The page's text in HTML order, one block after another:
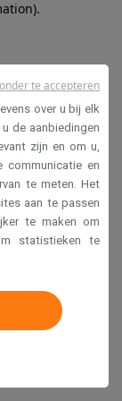
.
over u bij elk
de aanbiedingen
zijn en om u,
communicatie en
te meten. Het
aan te passen
te maken om
statistieken te
te accepteren